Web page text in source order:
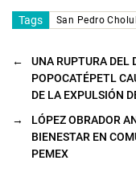
Tags San Pedro
←
UNA RUPTURA DEL
POPOCATÉPETL
DE LA EXPULSIÓN
→
LÓPEZ OBRADOR
BIENESTAR EN
PEMEX